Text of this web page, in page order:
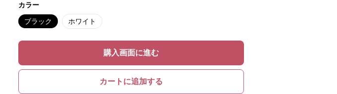
カラー
ブラック ホワイト
購入画面に進む
カートに追加する